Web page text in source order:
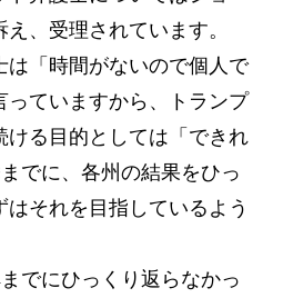
、受理されています。
は「時間がないので個人で
っていますから、トランプ
ける目的としては「できれ
でに、各州の結果をひっ
はそれを目指しているよう
でにひっくり返らなかっ